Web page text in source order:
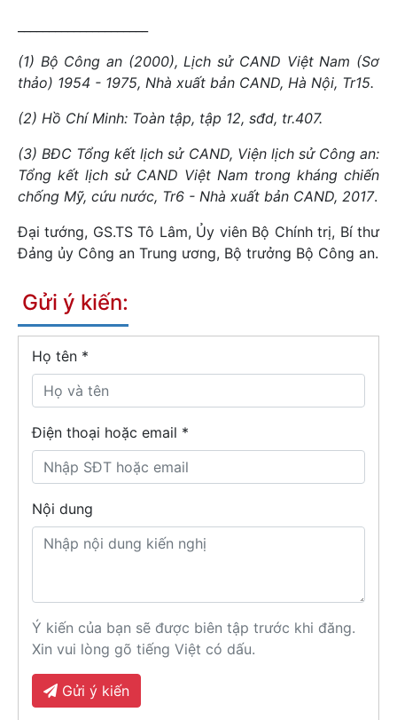
(1) Bộ Công an (2000), Lịch sử CAND Việt Nam (Sơ
thảo) 1954 - 1975, Nhà xuất bản CAND, Hà Nội, Tr15.
(2) Hồ Chí Minh: Toàn tập, tập 12, sđd, tr.407.
(3) BĐC Tổng kết lịch sử CAND, Viện lịch sử Công an:
Tổng kết lịch sử CAND Việt Nam trong kháng chiến
chống Mỹ, cứu nước, Tr6 - Nhà xuất bản CAND, 2017.
Đại tướng, GS.TS Tô Lâm, Ủy viên Bộ Chính trị, Bí thư
Đảng ủy Công an Trung ương, Bộ trưởng Bộ Công an.
Gửi ý kiến:
Họ tên *
Điện thoại hoặc email *
Nội dung
Ý kiến của bạn sẽ được biên tập trước khi đăng.
Xin vui lòng gõ tiếng Việt có dấu.
Gửi ý kiến